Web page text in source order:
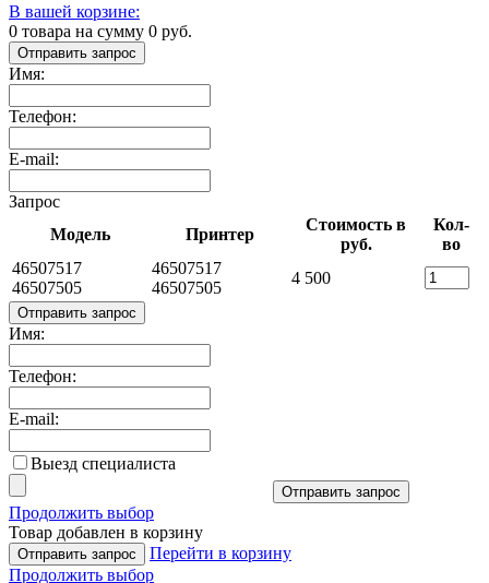
В вашей корзине:
0 товара на сумму 0 руб.
Отправить запрос
Имя:
Телефон:
E-mail:
Запрос
Модель
Принтер
Стоимость в
руб.
Кол-
во
46507517
46507505
46507517
46507505
4 500
Отправить запрос
Имя:
Телефон:
E-mail:
Выезд специалиста
Отправить запрос
Продолжить выбор
Товар добавлен в корзину
Отправить запрос
Перейти в корзину
Продолжить выбор